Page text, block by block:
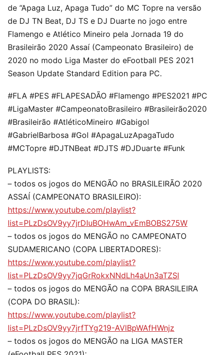
de “Apaga Luz, Apaga Tudo” do MC Topre na versão
de DJ TN Beat, DJ TS e DJ Duarte no jogo entre
Flamengo e Atlético Mineiro pela Jornada 19 do
Brasileirão 2020 Assaí (Campeonato Brasileiro) de
2020 no modo Liga Master do eFootball PES 2021
Season Update Standard Edition para PC.
#FLA #PES #FLAPESADÃO #Flamengo #PES2021 #PC
#LigaMaster #CampeonatoBrasileiro #Brasileirão2020
#Brasileirão #AtléticoMineiro #Gabigol
#GabrielBarbosa #Gol #ApagaLuzApagaTudo
#MCTopre #DJTNBeat #DJTS #DJDuarte #Funk
PLAYLISTS:
– todos os jogos do MENGÃO no BRASILEIRÃO 2020
ASSAÍ (CAMPEONATO BRASILEIRO):
https://www.youtube.com/playlist?
list=PLzDsOV9yy7jrDIuBOHwAm_vEmBOBS275W
– todos os jogos do MENGÃO no CAMPEONATO
SUDAMERICANO (COPA LIBERTADORES):
https://www.youtube.com/playlist?
list=PLzDsOV9yy7jqGrRokxNNdLh4aUn3aTZSl
– todos os jogos do MENGÃO na COPA BRASILEIRA
(COPA DO BRASIL):
https://www.youtube.com/playlist?
list=PLzDsOV9yy7jrfTYg219-AVlBpWAfHWnjz
– todos os jogos do MENGÃO na LIGA MASTER